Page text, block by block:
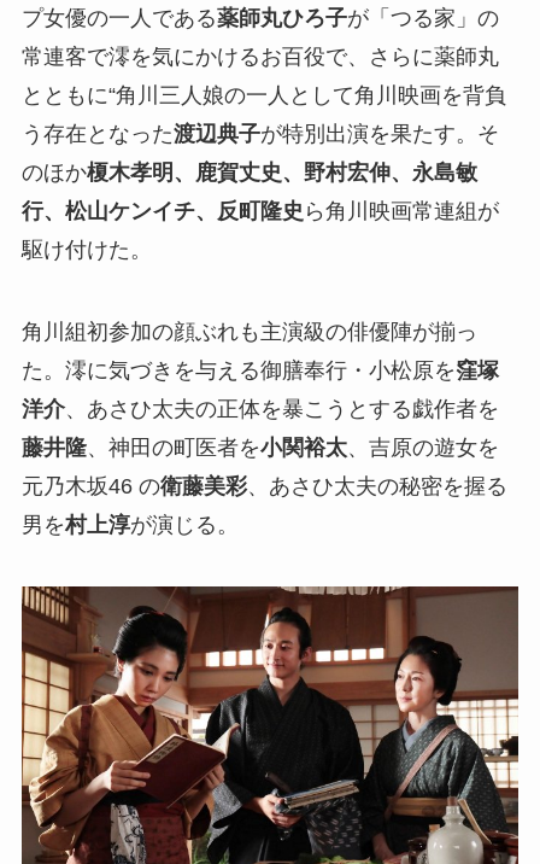
プ女優の一人である薬師丸ひろ子が「つる家」の
常連客で澪を気にかけるお百役で、さらに薬師丸
とともに“角川三人娘の一人として角川映画を背負
う存在となった渡辺典子が特別出演を果たす。そ
のほか榎木孝明、鹿賀丈史、野村宏伸、永島敏
行、松山ケンイチ、反町隆史 ら角川映画常連組が
駆け付けた。
角川組初参加の顔ぶれも主演級の俳優陣が揃っ
た。澪に気づきを与える御膳奉行・小松原を窪塚
洋介、あさひ太夫の正体を暴こうとする戯作者を
藤井隆、神田の町医者を小関裕太、吉原の遊女を
元乃木坂46 の衛藤美彩、あさひ太夫の秘密を握る
男を村上淳が演じる。